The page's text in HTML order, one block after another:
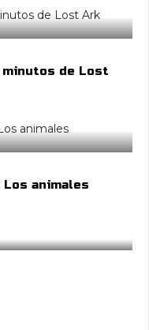
minutos de Lost
Los animales